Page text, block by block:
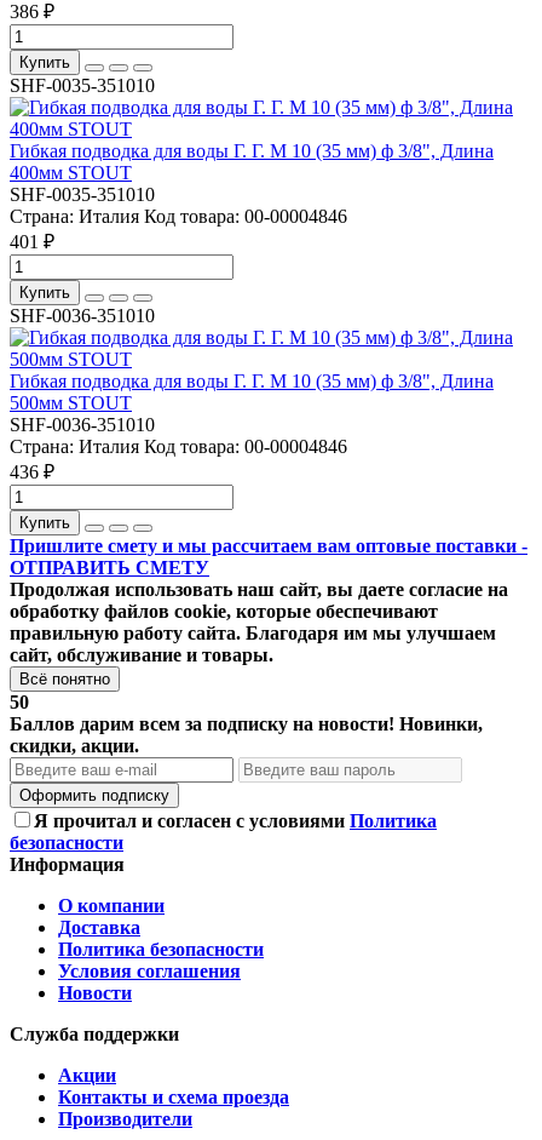
386 ₽
Купить
SHF-0035-351010
Гибкая подводка для воды Г. Г. M 10 (35 мм) ф 3/8", Длина
400мм STOUT
SHF-0035-351010
Страна: Италия Код товара: 00-00004846
401 ₽
Купить
SHF-0036-351010
Гибкая подводка для воды Г. Г. M 10 (35 мм) ф 3/8", Длина
500мм STOUT
SHF-0036-351010
Страна: Италия Код товара: 00-00004846
436 ₽
Купить
Пришлите смету и мы рассчитаем вам оптовые поставки -
ОТПРАВИТЬ СМЕТУ
Продолжая использовать наш сайт, вы даете согласие на
обработку файлов cookie, которые обеспечивают
правильную работу сайта. Благодаря им мы улучшаем
сайт, обслуживание и товары.
Всё понятно
50
Баллов дарим всем за подписку на новости! Новинки,
скидки, акции.
Оформить подписку
Я прочитал и согласен с условиями Политика
безопасности
Информация
О компании
Доставка
Политика безопасности
Условия соглашения
Новости
Служба поддержки
Акции
Контакты и схема проезда
Производители